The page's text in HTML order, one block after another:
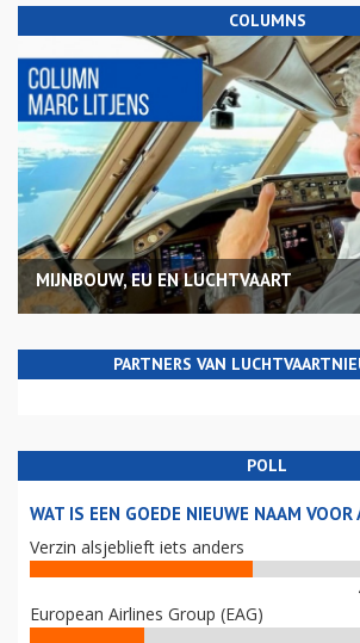
COLUMNS
MIJNBOUW, EU EN LUCHTVAART
PARTNERS VAN
POLL
WAT IS EEN GOEDE NIEUWE NAAM VOOR
Verzin alsjeblieft iets anders
European Airlines Group (EAG)